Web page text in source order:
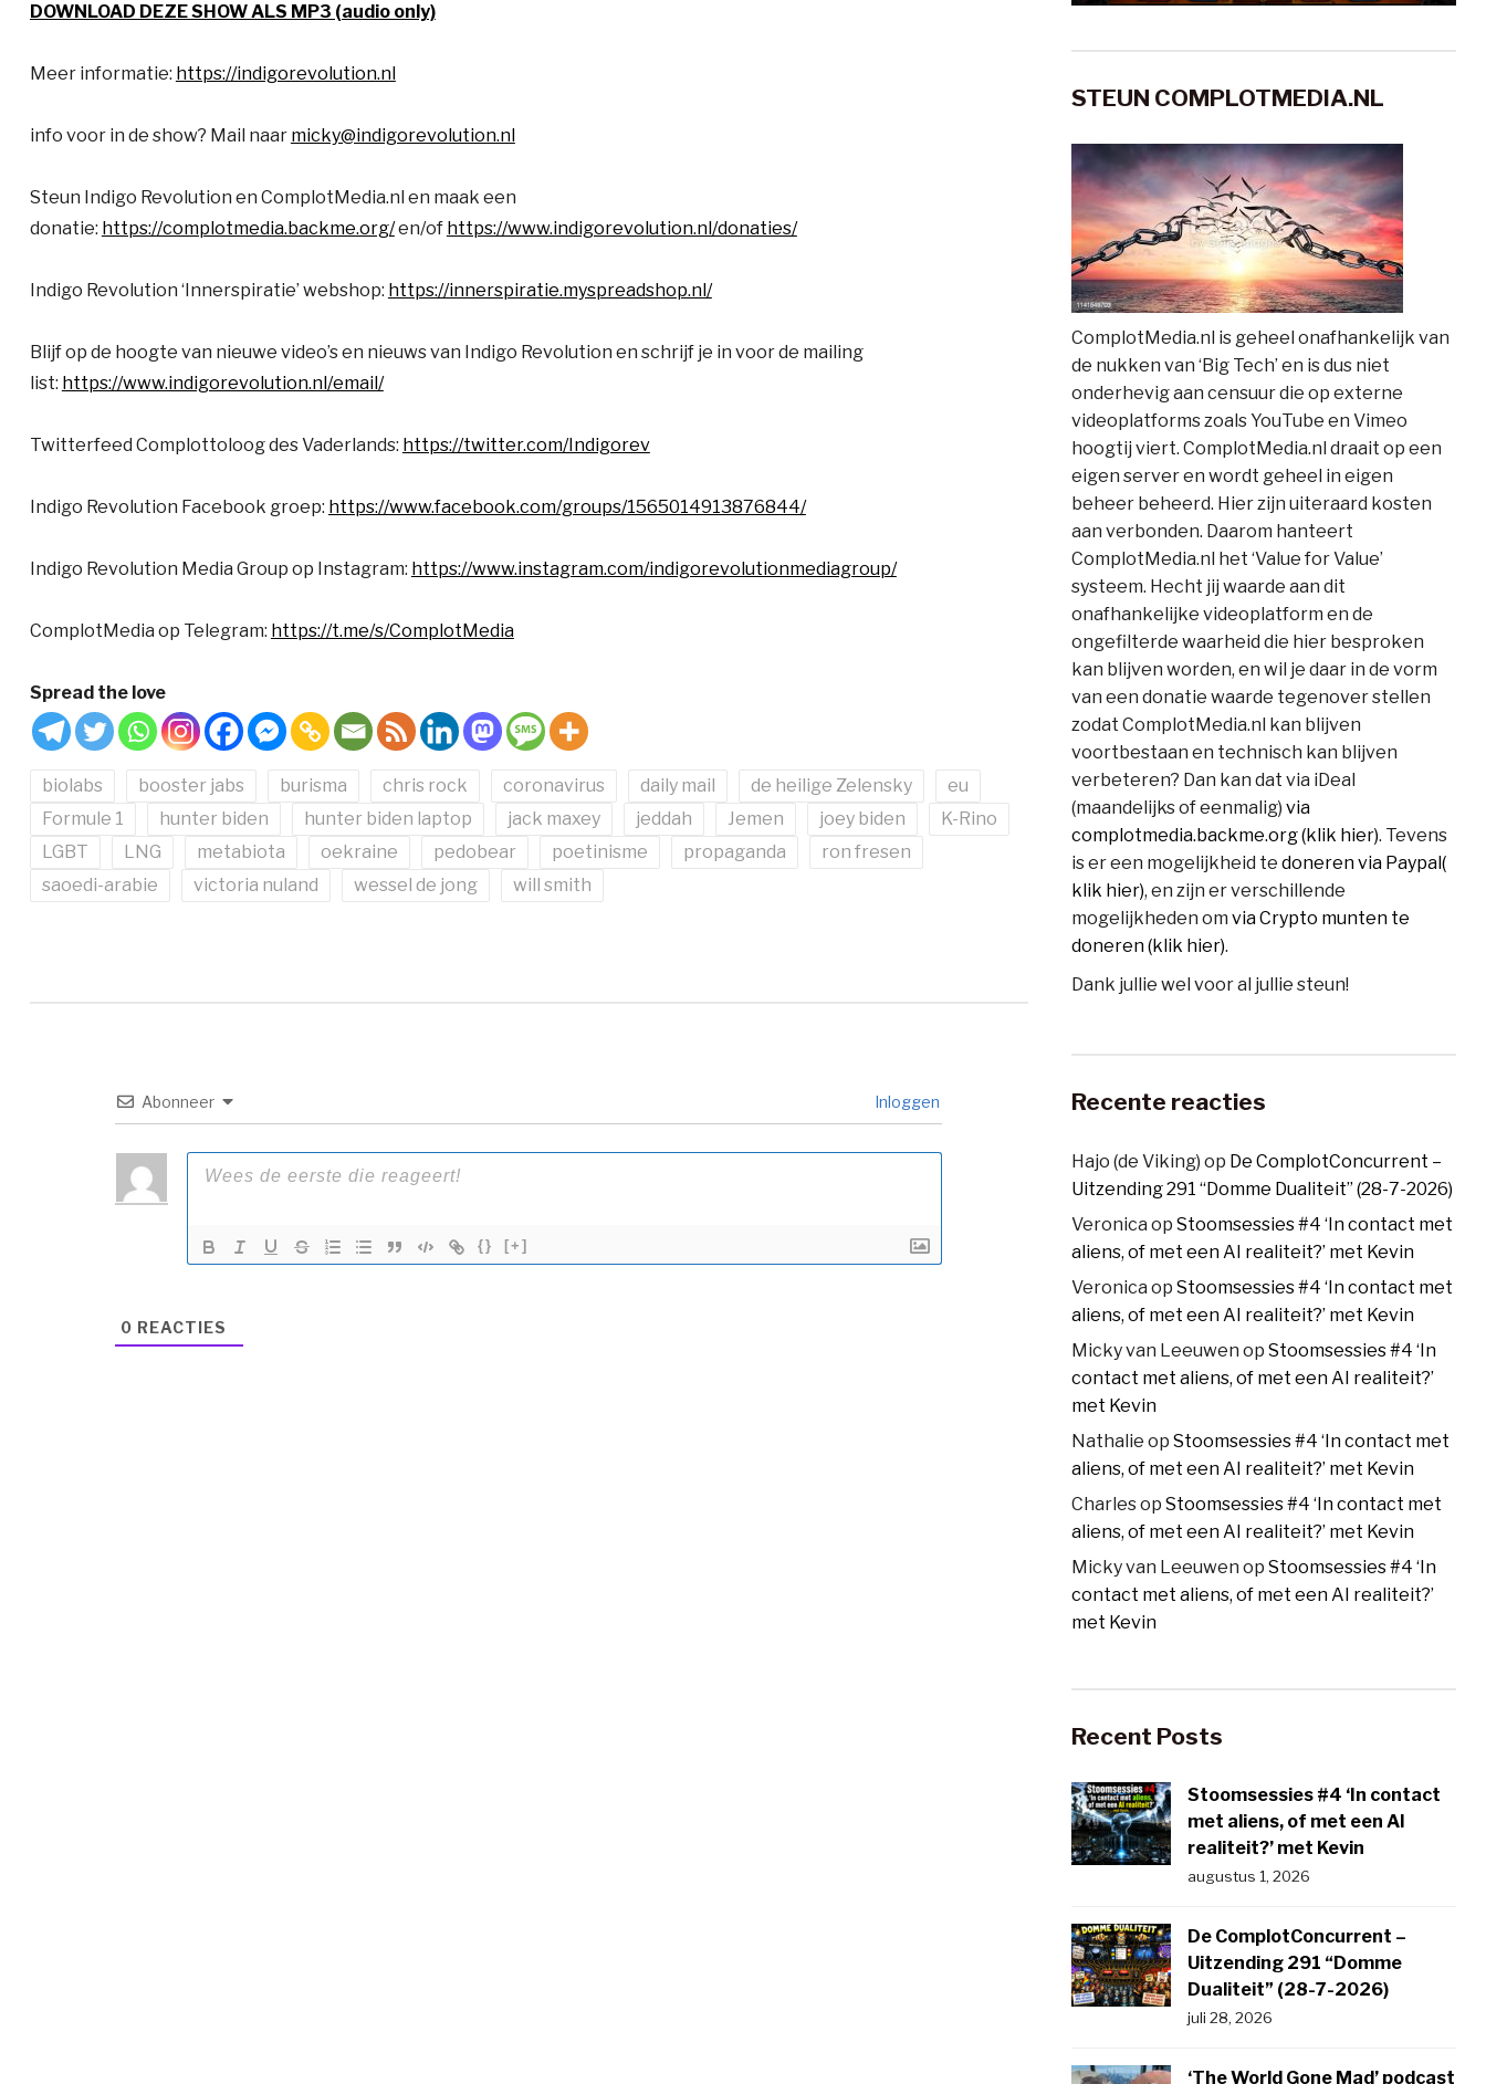
DOWNLOAD DEZE SHOW ALS MP3 (audio only)
Meer informatie: https://indigorevolution.nl
info voor in de show? Mail naar micky@indigorevolution.nl
Steun Indigo Revolution en ComplotMedia.nl en maak een
donatie: https://complotmedia.backme.org/en/of https://www.indigorevolution.nl/donaties/
Indigo Revolution ‘Innerspiratie’ webshop: https://innerspiratie.myspreadshop.nl/
Blijf op de hoogte van nieuwe video’s en nieuws van Indigo Revolution en schrijf je in voor de mailing
list: https://www.indigorevolution.nl/email/
Twitterfeed Complottoloog des Vaderlands: https://twitter.com/Indigorev
Indigo Revolution Facebook groep: https://www.facebook.com/groups/1565014913876844/
Indigo Revolution Media Group op Instagram: https://www.instagram.com/indigorevolutionmediagroup/
ComplotMedia op Telegram: https://t.me/s/ComplotMedia
Spread the love
biolabs booster jabs burisma chris rock coronavirus daily mail de heilige Zelensky
eu
Formule 1
hunter biden hunter biden laptop jack maxey jeddah Jemen joey biden
K-Rino
LGBT
LNG metabiota oekraine pedobear poetinisme propaganda
ron fresen
saoedi-arabie
victoria nuland wessel de jong will smith
Abonneer Inloggen
{} [+]
0 REACTIES
STEUN COMPLOTMEDIA.NL
ComplotMedia.nl is geheel onafhankelijk van
de nukken van ‘Big Tech’ en is dus niet
onderhevig aan censuur die op externe
videoplatforms zoals YouTube en Vimeo
hoogtij viert. ComplotMedia.nl draait op een
eigen server en wordt geheel in eigen
beheer beheerd. Hier zijn uiteraard kosten
aan verbonden. Daarom hanteert
ComplotMedia.nl het ‘Value for Value’
systeem. Hecht jij waarde aan dit
onafhankelijke videoplatform en de
ongefilterde waarheid die hier besproken
kan blijven worden, en wil je daar in de vorm
van een donatie waarde tegenover stellen
zodat ComplotMedia.nl kan blijven
voortbestaan en technisch kan blijven
verbeteren? Dan kan dat via iDeal
(maandelijks of eenmalig) via
complotmedia.backme.org (klik hier). Tevens
is er een mogelijkheid te doneren via Paypal(
klik hier), en zijn er verschillende
mogelijkheden om via Crypto munten te
doneren (klik hier).
Dank jullie wel voor al jullie steun!
Recente reacties
Hajo (de Viking) op De ComplotConcurrent –
Uitzending 291 “Domme Dualiteit” (28-7-2026)
Veronica op Stoomsessies #4 ‘In contact met
aliens, of met een AI realiteit?’ met Kevin
Veronica op Stoomsessies #4 ‘In contact met
aliens, of met een AI realiteit?’ met Kevin
Micky van Leeuwen op Stoomsessies #4 ‘In
contact met aliens, of met een AI realiteit?’
met Kevin
Nathalie op Stoomsessies #4 ‘In contact met
aliens, of met een AI realiteit?’ met Kevin
Charlesop Stoomsessies #4 ‘In contact met
aliens, of met een AI realiteit?’ met Kevin
Micky van Leeuwen op Stoomsessies #4 ‘In
contact met aliens, of met een AI realiteit?’
met Kevin
Recent Posts
Stoomsessies #4 ‘In contact
met aliens, of met een AI
realiteit?’ met Kevin
augustus 1, 2026
De ComplotConcurrent –
Uitzending 291 “Domme
Dualiteit” (28-7-2026)
juli 28, 2026
‘The World Gone Mad’ podcast